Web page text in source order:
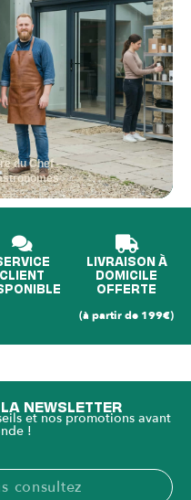
du Chef —
CLIENT
LIVRAISON À
DOMICILE
OFFERTE
(à partir de 199€)
NEWSLETTER
et nos promotions avant
!